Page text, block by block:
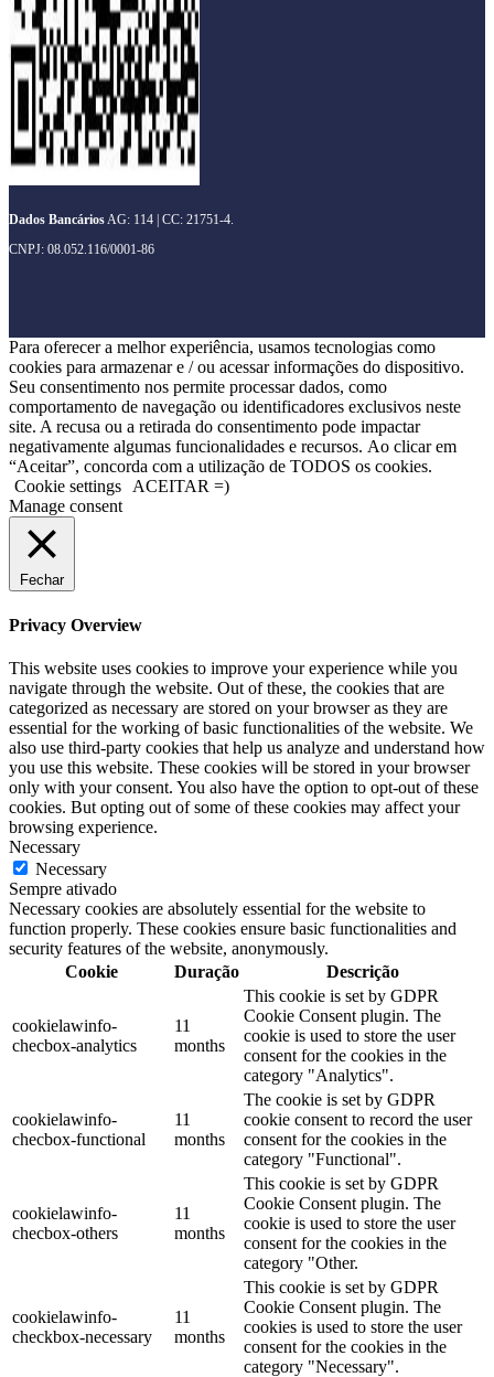
Dados BancáriosAG: 114 | CC: 21751-4.
CNPJ: 08.052.116/0001-86
Para oferecer a melhor experiência, usamos tecnologias como
cookies para armazenar e / ou acessar informações do dispositivo.
Seu consentimento nos permite processar dados, como
comportamento de navegação ou identificadores exclusivos neste
site. A recusa ou a retirada do consentimento pode impactar
negativamente algumas funcionalidades e recursos. Ao clicar em
“Aceitar”, concorda com a utilização de TODOS os cookies.
Cookie settings
ACEITAR =)
Manage consent
Fechar
Privacy Overview
This website uses cookies to improve your experience while you
navigate through the website. Out of these, the cookies that are
categorized as necessary are stored on your browser as they are
essential for the working of basic functionalities of the website. We
also use third-party cookies that help us analyze and understand how
you use this website. These cookies will be stored in your browser
only with your consent. You also have the option to opt-out of these
cookies. But opting out of some of these cookies may affect your
browsing experience.
Necessary
Necessary
Sempre ativado
Necessary cookies are absolutely essential for the website to
function properly. These cookies ensure basic functionalities and
security features of the website, anonymously.
Cookie
Duração Descrição
cookielawinfo-
checbox-analytics
11
months
This cookie is set by GDPR
Cookie Consent plugin. The
cookie is used to store the user
consent for the cookies in the
category "Analytics".
cookielawinfo-
checbox-functional
11
months
The cookie is set by GDPR
cookie consent to record the user
consent for the cookies in the
category "Functional".
cookielawinfo-
checbox-others
11
months
This cookie is set by GDPR
Cookie Consent plugin. The
cookie is used to store the user
consent for the cookies in the
category "Other.
cookielawinfo-
checkbox-necessary
11
months
This cookie is set by GDPR
Cookie Consent plugin. The
cookies is used to store the user
consent for the cookies in the
category "Necessary".